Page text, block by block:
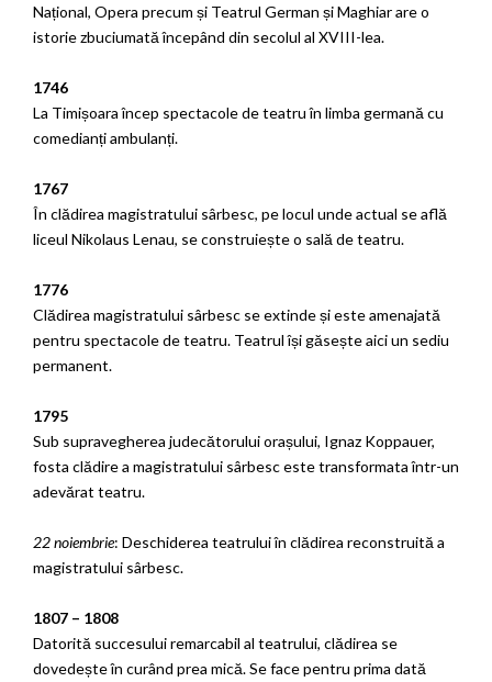
Național, Opera precum și Teatrul German și Maghiar are o
istorie zbuciumată începând din secolul al XVIII-lea.
1746
La Timișoara încep spectacole de teatru în limba germană cu
comedianți ambulanți.
1767
În clădirea magistratului sârbesc, pe locul unde actual se află
liceul Nikolaus Lenau, se construiește o sală de teatru.
1776
Clădirea magistratului sârbesc se extinde și este amenajată
pentru spectacole de teatru. Teatrul își găsește aici un sediu
permanent.
1795
Sub supravegherea judecătorului orașului, Ignaz Koppauer,
fosta clădire a magistratului sârbesc este transformata într-un
adevărat teatru.
22 noiembrie: Deschiderea teatrului în clădirea reconstruită a
magistratului sârbesc.
1807 – 1808
Datorită succesului remarcabil al teatrului, clădirea se
dovedește în curând prea mică. Se face pentru prima dată